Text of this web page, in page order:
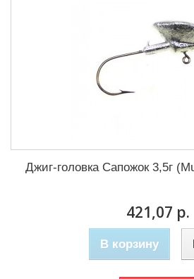
Джиг-головка Сапожок 3,5г
421,07 р.
В корзину